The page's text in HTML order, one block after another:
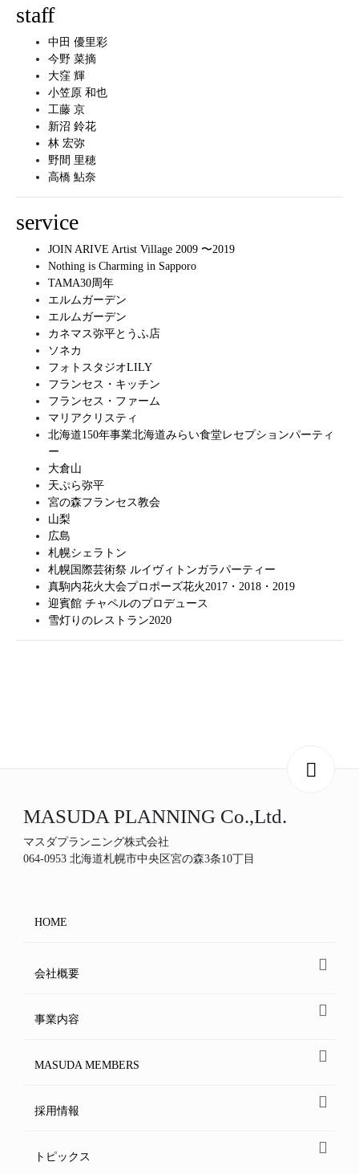
staff
中田 優里彩
今野 菜摘
大窪 輝
小笠原 和也
工藤 京
新沼 鈴花
林 宏弥
野間 里穂
高橋 鮎奈
service
JOIN ARIVE Artist Village 2009 〜2019
Nothing is Charming in Sapporo
TAMA30周年
エルムガーデン
エルムガーデン
カネマス弥平とうふ店
ソネカ
フォトスタジオLILY
フランセス・キッチン
フランセス・ファーム
マリアクリスティ
北海道150年事業北海道みらい食堂レセプションパーティ
ー
大倉山
天ぷら弥平
宮の森フランセス教会
山梨
広島
札幌シェラトン
札幌国際芸術祭 ルイヴィトンガラパーティー
真駒内花火大会プロポーズ花火2017・2018・2019
迎賓館 チャペルのプロデュース
雪灯りのレストラン2020
MASUDA PLANNING Co.,Ltd.
マスダプランニング株式会社
064-0953 北海道札幌市中央区宮の森3条10丁目
HOME
会社概要
事業内容
MASUDA MEMBERS
採用情報
トピックス